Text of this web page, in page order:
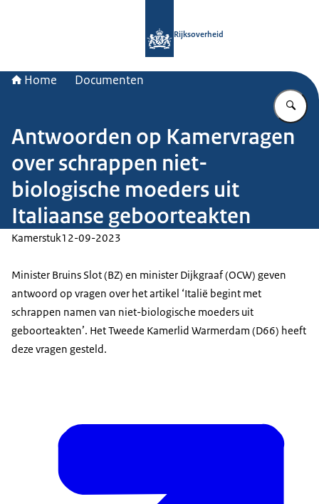
Rijksoverheid
Home Documenten
Antwoorden op Kamervragen
over schrappen niet-
biologische moeders uit
Italiaanse geboorteakten
Kamerstuk12-09-2023
Minister Bruins Slot (BZ) en minister Dijkgraaf (OCW) geven
antwoord op vragen over het artikel ‘Italië begint met
schrappen namen van niet-biologische moeders uit
geboorteakten’. Het Tweede Kamerlid Warmerdam (D66) heeft
deze vragen gesteld.